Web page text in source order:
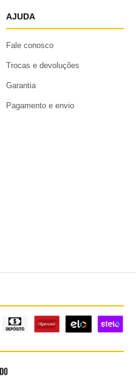
AJUDA
Fale conosco
Trocas e devoluções
Garantia
Pagamento e envio